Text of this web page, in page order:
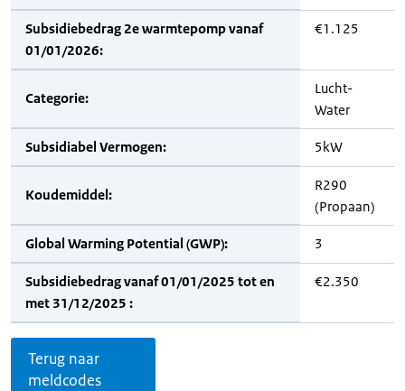
Subsidiebedrag 2e warmtepomp vanaf
01/01/2026:
€1.125
Categorie:
Lucht-
Water
Subsidiabel Vermogen: 5kW
Koudemiddel:
R290
(Propaan)
Global Warming Potential (GWP): 3
Subsidiebedrag vanaf 01/01/2025 tot en
met 31/12/2025 :
€2.350
Terug naar
meldcodes